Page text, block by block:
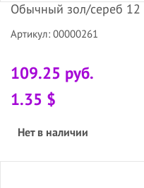
Обычный зол/сереб
Артикул: 00000261
109.25 руб.
1.35 $
Нет в наличии